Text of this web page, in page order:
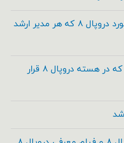
۲۴ مطلب در مورد دروپال ۸ که هر مدیر ارشد
۱۰ ویژگی جدید که در هسته دروپال ۸ قرار